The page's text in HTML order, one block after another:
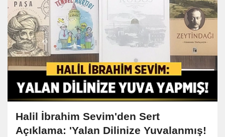
Halil İbrahim Sevim'den Sert
Açıklama: 'Yalan Dilinize Yuvalanmış!